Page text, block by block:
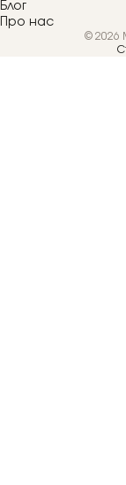
Блог
Про нас
© 2026